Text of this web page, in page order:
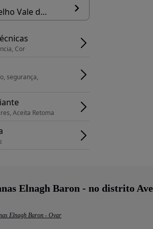
Cepelos, concelho Vale de Cambra
Cor
segurança,
Aceita Retoma
Elnagh Baron - no distrito
Elnagh Baron - Ovar